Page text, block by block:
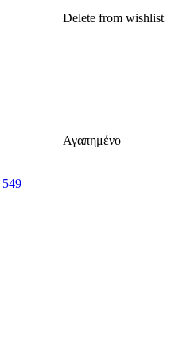
Delete from wishlist
Αγαπημένο